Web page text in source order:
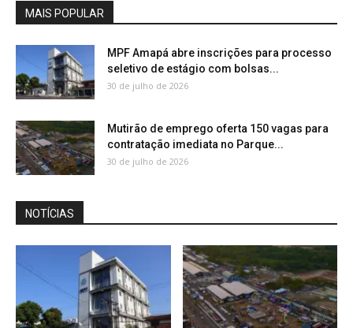
MAIS POPULAR
MPF Amapá abre inscrições para processo
seletivo de estágio com bolsas...
30 de julho de 2026
Mutirão de emprego oferta 150 vagas para
contratação imediata no Parque...
30 de julho de 2026
NOTÍCIAS